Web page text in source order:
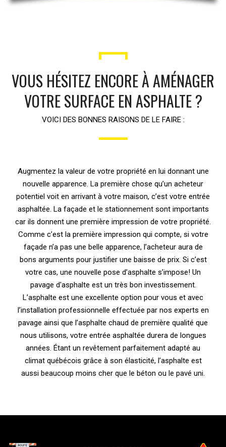
VOUS HÉSITEZ ENCORE À AMÉNAGER
VOTRE SURFACE EN ASPHALTE ?
VOICI DES BONNES RAISONS DE LE FAIRE :
Augmentez la valeur de votre propriété en lui donnant une
nouvelle apparence. La première chose qu’un acheteur
potentiel voit en arrivant à votre maison, c’est votre entrée
asphaltée. La façade et le stationnement sont importants
car ils donnent une première impression de votre propriété.
Comme c’est la première impression qui compte, si votre
façade n’a pas une belle apparence, l’acheteur aura de
bons arguments pour justifier une baisse de prix. Si c’est
votre cas, une nouvelle pose d’asphalte s’impose! Un
pavage d'asphalte est un très bon investissement.
L’asphalte est une excellente option pour vous et avec
l’installation professionnelle effectuée par nos experts en
pavage ainsi que l’asphalte chaud de première qualité que
nous utilisons, votre entrée asphaltée durera de longues
années. Étant un revêtement parfaitement adapté au
climat québécois grâce à son élasticité, l’asphalte est
aussi beaucoup moins cher que le béton ou le pavé uni.